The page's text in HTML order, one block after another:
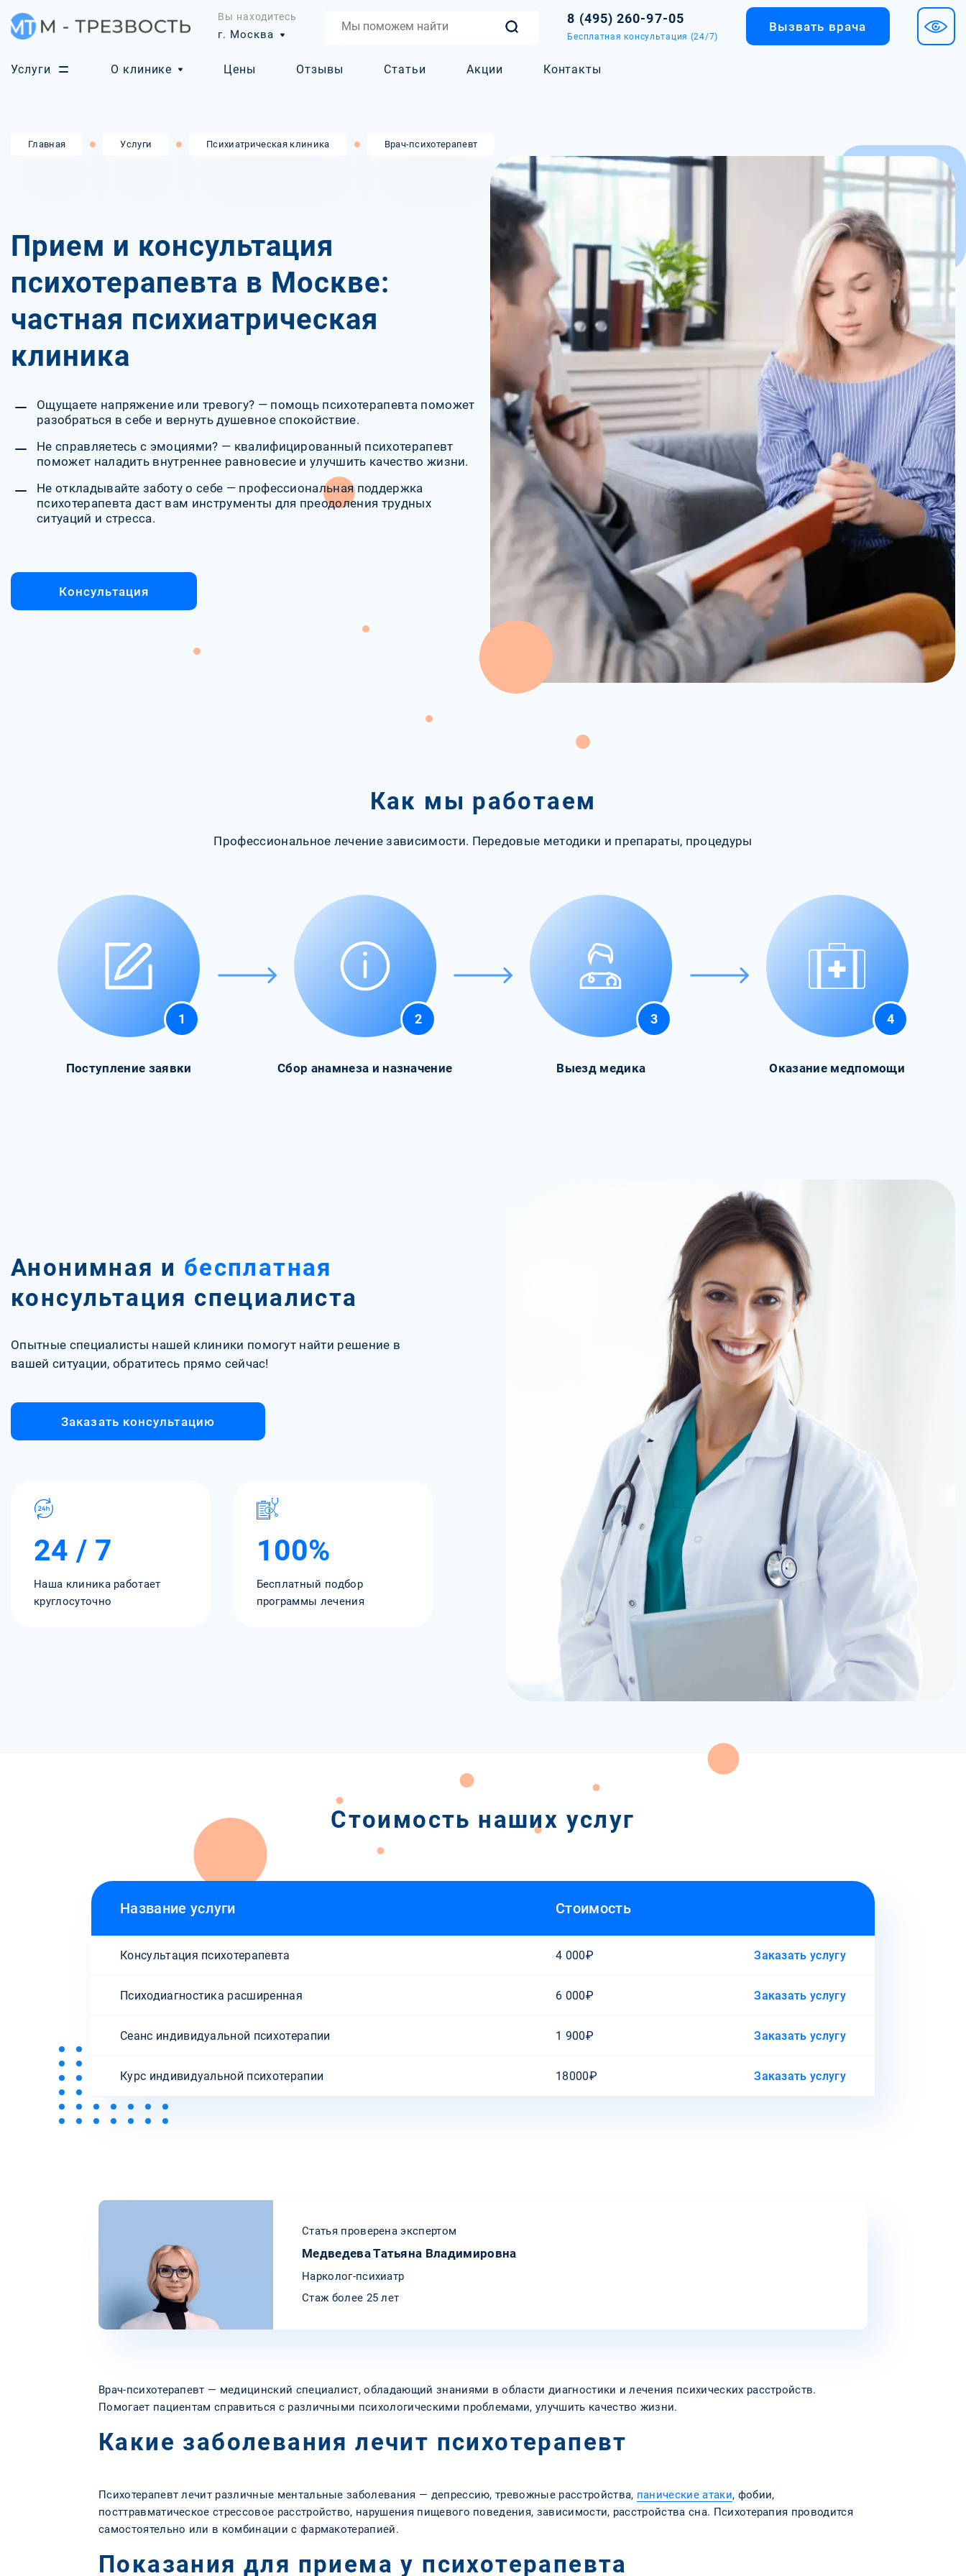
Вы находитесь
г. Москва
8 (495) 260-97-05
Бесплатная консультация (24/7)
Вызвать врача
Услуги О клинике Цены Отзывы Статьи Акции Контакты
Главная Услуги Психиатрическая клиника Врач-психотерапевт
Прием и консультация
психотерапевта в Москве:
частная психиатрическая
клиника
Ощущаете напряжение или тревогу? — помощь психотерапевта поможет
разобраться в себе и вернуть душевное спокойствие.
Не справляетесь с эмоциями? — квалифицированный психотерапевт
поможет наладить внутреннее равновесие и улучшить качество жизни.
Не откладывайте заботу о себе — профессиональная поддержка
психотерапевта даст вам инструменты для преодоления трудных
ситуаций и стресса.
Консультация
Как мы работаем
Профессиональное лечение зависимости. Передовые методики и препараты, процедуры
1
Поступление заявки
2
Сбор анамнеза и назначение
3
Выезд медика
4
Оказание медпомощи
Анонимная и бесплатная
консультация специалиста
Опытные специалисты нашей клиники помогут найти решение в
вашей ситуации, обратитесь прямо сейчас!
Заказать консультацию
24 / 7
Наша клиника работает
круглосуточно
100%
Бесплатный подбор
программы лечения
Стоимость наших услуг
Название услуги Стоимость
Консультация психотерапевта 4 000₽ Заказать услугу
Психодиагностика расширенная 6 000₽ Заказать услугу
Сеанс индивидуальной психотерапии 1 900₽ Заказать услугу
Курс индивидуальной психотерапии 18000₽ Заказать услугу
Статья проверена экспертом
Медведева Татьяна Владимировна
Нарколог-психиатр
Стаж более 25 лет
Врач-психотерапевт — медицинский специалист, обладающий знаниями в области диагностики и лечения психических расстройств.
Помогает пациентам справиться с различными психологическими проблемами, улучшить качество жизни.
Какие заболевания лечит психотерапевт
Психотерапевт лечит различные ментальные заболевания — депрессию, тревожные расстройства, панические атаки, фобии,
посттравматическое стрессовое расстройство, нарушения пищевого поведения, зависимости, расстройства сна. Психотерапия проводится
самостоятельно или в комбинации с фармакотерапией.
Показания для приема у психотерапевта